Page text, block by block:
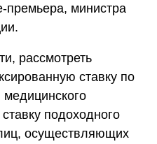
министра
рассмотреть
ставку по
подоходного
осуществляющих